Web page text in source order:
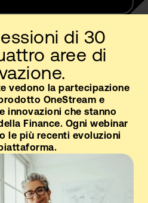
di 30
aree di
vedono la partecipazione
OneStream e
innovazioni che stanno
Finance. Ogni webinar
le più recenti evoluzioni